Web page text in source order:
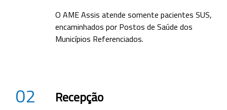
O AME Assis atende somente pacientes SUS,
encaminhados por Postos de Saúde dos
Municípios Referenciados.
02 Recepção